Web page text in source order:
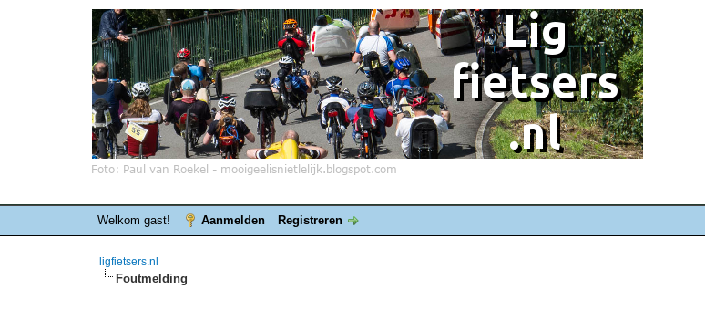
Welkom gast! Aanmelden Registreren
ligfietsers.nl
Foutmelding